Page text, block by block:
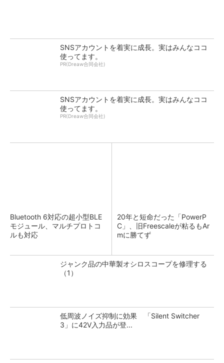
SNSアカウントを着実に成長。実はみんなココ
使ってます。
PR(Dreaw合同会社)
SNSアカウントを着実に成長。実はみんなココ
使ってます。
PR(Dreaw合同会社)
Bluetooth 6対応の超小型BLE
モジュール、マルチプロトコ
ルも対応
20年と短命だった「PowerP
C」、旧Freescaleが粘るもAr
mに勝てず
ジャンク品の中華製オシロスコープを修理する
（1）
低周波ノイズ抑制に効果 「Silent Switcher
3」に42V入力品が登...